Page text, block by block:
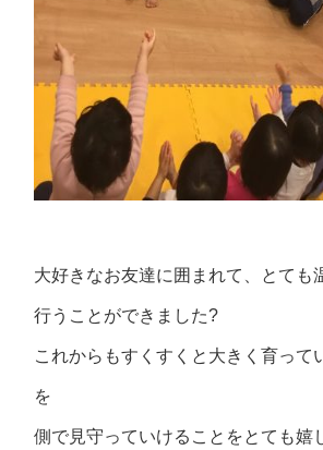
大好きなお友達に囲まれて、とても
行うことができました?
これからもすくすくと大きく育って
を
側で見守っていけることをとても嬉